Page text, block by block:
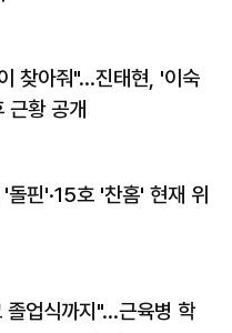
찾아줘"…진태현, '이숙
근황 공개
핀'·15호 '찬홈' 현재 위
졸업식까지"…근육병 학